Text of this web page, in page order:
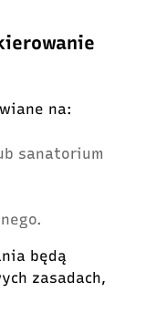
na:
sanatorium
będą
zasadach,